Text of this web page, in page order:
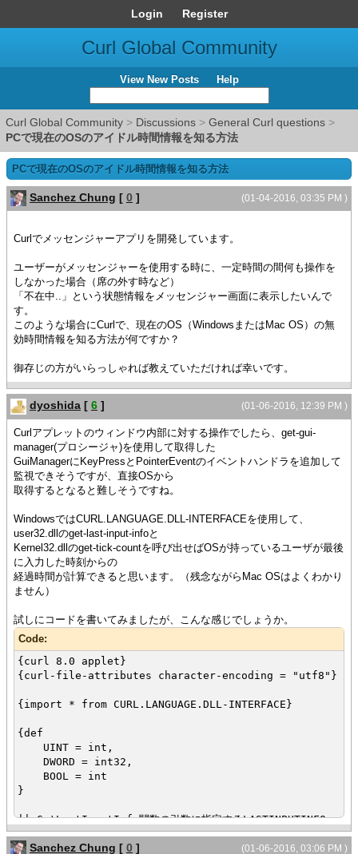
Login Register
Curl Global Community
View New Posts Help
Curl Global Community > Discussions > General Curl questions >
PCで現在のOSのアイドル時間情報を知る方法
PCで現在のOSのアイドル時間情報を知る方法
(01-04-2016, 03:35 PM )
Sanchez Chung [ 0 ]
Curlでメッセンジャーアプリを開発しています。
ユーザーがメッセンジャーを使用する時に、一定時間の間何も操作を
しなかった場合（席の外す時など）
「不在中..」という状態情報をメッセンジャー画面に表示したいんで
す。
このような場合にCurlで、現在のOS（WindowsまたはMac OS）の無
効時間情報を知る方法が何ですか？
御存じの方がいらっしゃれば教えていただければ幸いです。
(01-06-2016, 12:39 PM )
dyoshida [ 6 ]
Curlアプレットのウィンドウ内部に対する操作でしたら、get-gui-
manager(プロシージャ)を使用して取得した
GuiManagerにKeyPressとPointerEventのイベントハンドラを追加して
監視できそうですが、直接OSから
取得するとなると難しそうですね。
WindowsではCURL.LANGUAGE.DLL-INTERFACEを使用して、
user32.dllのget-last-input-infoと
Kernel32.dllのget-tick-countを呼び出せばOSが持っているユーザが最後
に入力した時刻からの
経過時間が計算できると思います。（残念ながらMac OSはよくわかり
ません）
試しにコードを書いてみましたが、こんな感じでしょうか。
Code:
{curl 8.0 applet}
{curl-file-attributes character-encoding = "utf8"}
{import * from CURL.LANGUAGE.DLL-INTERFACE}
{def
UINT = int,
DWORD = int32,
BOOL = int
}
|| GetLastInputInfo関数の引数に指定するLASTINPUTINFO
構造体へのインターフェイス定義
|| see. https://msdn.microsoft.com/en-(01-06-2016, 03:06 PM )
Sanchez Chung [ 0 ]